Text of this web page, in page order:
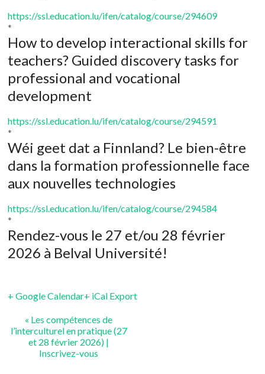
https://ssl.education.lu/ifen/catalog/course/294609
*
How to develop interactional skills for
teachers? Guided discovery tasks for
professional and vocational
development
https://ssl.education.lu/ifen/catalog/course/294591
*
Wéi geet dat a Finnland? Le bien-être
dans la formation professionnelle face
aux nouvelles technologies
https://ssl.education.lu/ifen/catalog/course/294584
*
Rendez-vous le 27 et/ou 28 février
2026 à Belval Université!
+ Google Calendar+ iCal Export
« Les compétences de
l’interculturel en pratique (27
et 28 février 2026) |
Inscrivez-vous